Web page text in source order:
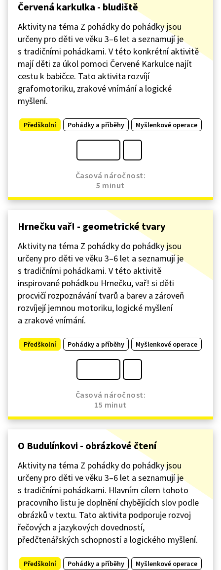
Červená karkulka - bludiště
Aktivity na téma Z pohádky do pohádky jsou
určeny pro děti ve věku 3–6 let a seznamují je
s tradičními pohádkami. V této konkrétní aktivitě
mají děti za úkol pomoci Červené Karkulce najít
cestu k babičce. Tato aktivita rozvíjí
grafomotoriku, zrakové vnímání a logické
myšlení.
Předškolní Pohádky a příběhy Myšlenkové operace
Časová náročnost:
5 minut
Hrnečku vař! - geometrické tvary
Aktivity na téma Z pohádky do pohádky jsou
určeny pro děti ve věku 3–6 let a seznamují je
s tradičními pohádkami. V této aktivitě
inspirované pohádkou Hrnečku, vař! si děti
procvičí rozpoznávání tvarů a barev a zároveň
rozvíjejí jemnou motoriku, logické myšlení
a zrakové vnímání.
Předškolní Pohádky a příběhy Myšlenkové operace
Časová náročnost:
15 minut
O Budulínkovi - obrázkové čtení
Aktivity na téma Z pohádky do pohádky jsou
určeny pro děti ve věku 3–6 let a seznamují je
s tradičními pohádkami. Hlavním cílem tohoto
pracovního listu je doplnění chybějících slov podle
obrázků v textu. Tato aktivita podporuje rozvoj
řečových a jazykových dovedností,
předčtenářských schopností a logického myšlení.
Předškolní Pohádky a příběhy Myšlenkové operace